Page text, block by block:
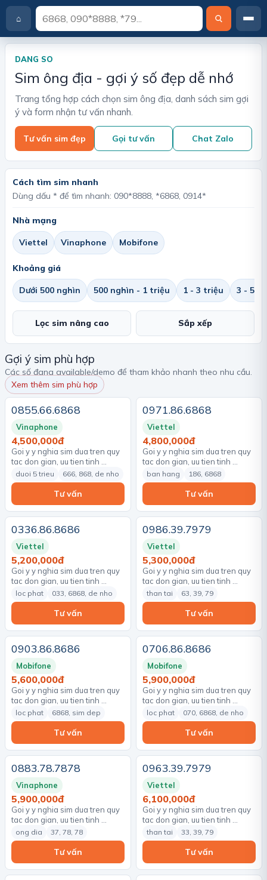
⌂
T
r
n
g
h
ủ
DANG SO
Sim ông địa - gợi ý số đẹp dễ nhớ
Trang tổng hợp cách chọn sim ông địa, danh sách sim gợi
ý và form nhận tư vấn nhanh.
Tư vấn sim đẹp Gọi tư vấn Chat Zalo
Cách tìm sim nhanh
Dùng dấu * để tìm nhanh: 090*8888, *6868, 0914*
Nhà mạng
Viettel Vinaphone Mobifone
Khoảng giá
Dưới 500 nghìn 500 nghìn - 1 triệu 1 - 3 triệu 3 - 5
Lọc sim nâng cao Sắp xếp
Gợi ý sim phù hợp
Các số đang available/demo để tham khảo nhanh theo nhu cầu.
Xem thêm sim phù hợp
0855.66.6868
Vinaphone
4,500,000đ
Goi y y nghia sim dua tren quy
tac don gian, uu tien tinh …
duoi 5 trieu 666, 868, de nho
Tư vấn
0971.86.6868
Viettel
4,800,000đ
Goi y y nghia sim dua tren quy
tac don gian, uu tien tinh …
ban hang 186, 6868
Tư vấn
0336.86.8686
Viettel
5,200,000đ
Goi y y nghia sim dua tren quy
tac don gian, uu tien tinh …
loc phat 033, 6868, de nho
Tư vấn
0986.39.7979
Viettel
5,300,000đ
Goi y y nghia sim dua tren quy
tac don gian, uu tien tinh …
than tai 63, 39, 79
Tư vấn
0903.86.8686
Mobifone
5,600,000đ
Goi y y nghia sim dua tren quy
tac don gian, uu tien tinh …
loc phat 6868, sim dep
Tư vấn
0706.86.8686
Mobifone
5,900,000đ
Goi y y nghia sim dua tren quy
tac don gian, uu tien tinh …
loc phat 070, 6868, de nho
Tư vấn
0883.78.7878
Vinaphone
5,900,000đ
Goi y y nghia sim dua tren quy
tac don gian, uu tien tinh …
ong dia 37, 78, 78
Tư vấn
0963.39.7979
Viettel
6,100,000đ
Goi y y nghia sim dua tren quy
tac don gian, uu tien tinh …
than tai 33, 39, 79
Tư vấn